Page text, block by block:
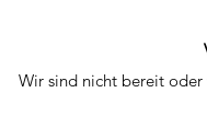
Wir sind nicht bereit oder